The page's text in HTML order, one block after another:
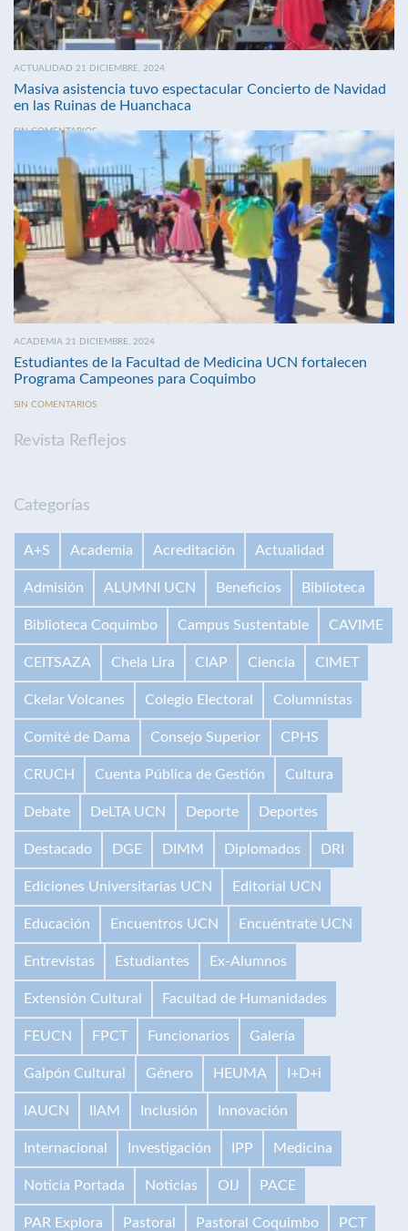
ACTUALIDAD 21 DICIEMBRE, 2024
Masiva asistencia tuvo espectacular Concierto de Navidad
en las Ruinas de Huanchaca
SIN COMENTARIOS
ACADEMIA 21 DICIEMBRE, 2024
Estudiantes de la Facultad de Medicina UCN fortalecen
Programa Campeones para Coquimbo
SIN COMENTARIOS
Revista Reflejos
Categorías
A+S Academia Acreditación Actualidad
Admisión ALUMNI UCN Beneficios Biblioteca
Biblioteca Coquimbo Campus Sustentable CAVIME
CEITSAZA Chela Lira CIAP Ciencia CIMET
Ckelar Volcanes Colegio Electoral Columnistas
Comité de Dama Consejo Superior CPHS
CRUCH Cuenta Pública de Gestión Cultura
Debate DeLTA UCN Deporte Deportes
Destacado DGE DIMM Diplomados DRI
Ediciones Universitarias UCN Editorial UCN
Educación Encuentros UCN Encuéntrate UCN
Entrevistas Estudiantes Ex-Alumnos
Extensión Cultural Facultad de Humanidades
FEUCN FPCT Funcionarios Galería
Galpón Cultural Género HEUMA I+D+i
IAUCN IIAM Inclusión Innovación
Internacional Investigación IPP Medicina
Noticia Portada Noticias OIJ PACE
PAR Explora Pastoral Pastoral Coquimbo PCT